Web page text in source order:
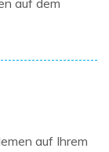
auf dem
auf Ihrem